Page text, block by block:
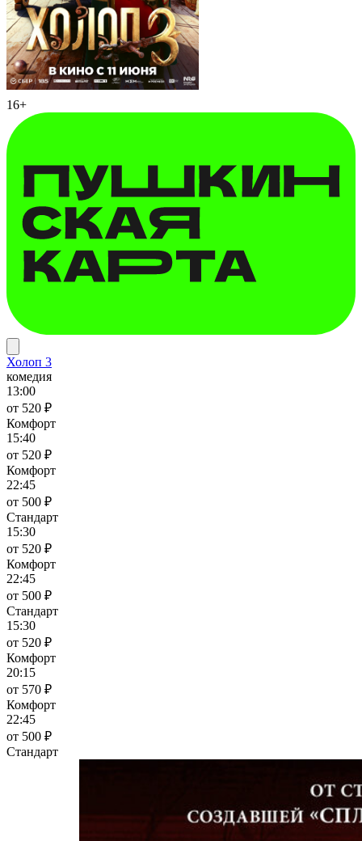
16+
Холоп 3
комедия
13:00
от 520 ₽
Комфорт
15:40
от 520 ₽
Комфорт
22:45
от 500 ₽
Стандарт
15:30
от 520 ₽
Комфорт
22:45
от 500 ₽
Стандарт
15:30
от 520 ₽
Комфорт
20:15
от 570 ₽
Комфорт
22:45
от 500 ₽
Стандарт